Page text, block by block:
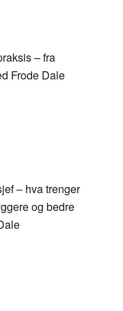
– fra
Frode Dale
– hva trenger
og bedre